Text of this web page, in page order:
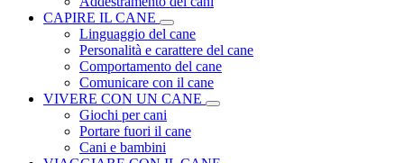
CAPIRE IL CANE
Linguaggio del cane
Personalità e carattere del cane
Comportamento del cane
Comunicare con il cane
VIVERE CON UN CANE
Giochi per cani
Portare fuori il cane
Cani e bambini